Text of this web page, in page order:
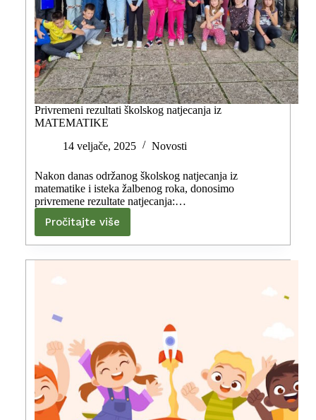
Privremeni rezultati školskog natjecanja iz
MATEMATIKE
14 veljače, 2025
Novosti
Nakon danas održanog školskog natjecanja iz
matematike i isteka žalbenog roka, donosimo
privremene rezultate natjecanja:…
Pročitajte više